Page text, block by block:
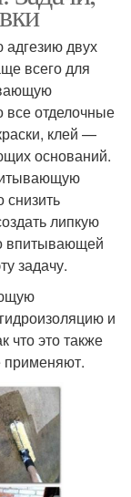
двух
всего для
все отделочные
клей —
оснований.
снизить
липкую
впитывающей
задачу.
и
что это также
применяют.